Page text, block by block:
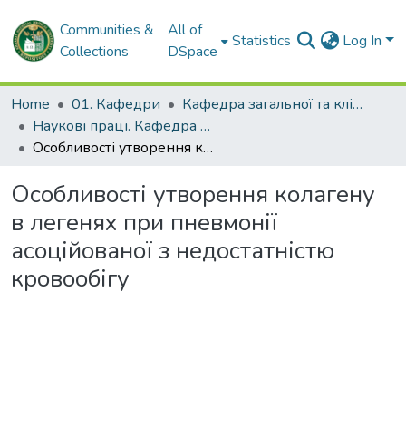
Communities &
Collections
All of
DSpace
Statistics Log In
Home 01. Кафедри
Кафедра загальної та клінічної патологічної фізіології імені Д.О. Альперна
Наукові праці. Кафедра загальної та клінічної патофізіології імені Д.О. Альперна
Особливості утворення колагену в легенях при пневмонії асоційованої з недостатністю кровообігу
Особливості утворення колагену
в легенях при пневмонії
асоційованої з недостатністю
кровообігу